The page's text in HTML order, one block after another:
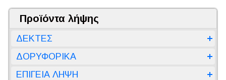
Προϊόντα λήψης
ΔΕΚΤΕΣ
ΔΟΡΥΦΟΡΙΚΑ
ΕΠΙΓΕΙΑ ΛΗΨΗ